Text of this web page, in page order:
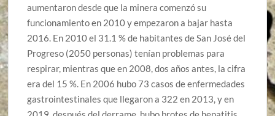
aumentaron desde que la minera comenzó su
funcionamiento en 2010 y empezaron a bajar hasta
2016. En 2010 el 31.1 % de habitantes de San José del
Progreso (2050 personas) tenían problemas para
respirar, mientras que en 2008, dos años antes, la cifra
era del 15 %. En 2006 hubo 73 casos de enfermedades
gastrointestinales que llegaron a 322 en 2013, y en